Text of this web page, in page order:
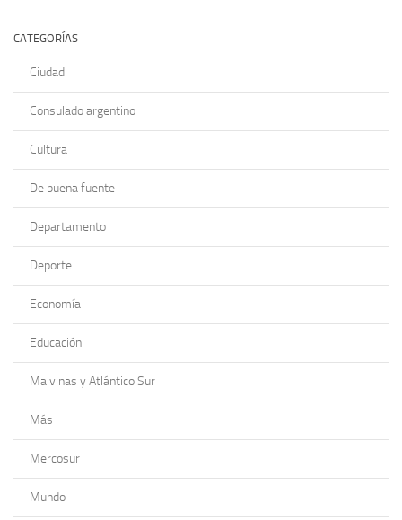
CATEGORÍAS
Ciudad
Consulado argentino
Cultura
De buena fuente
Departamento
Deporte
Economía
Educación
Malvinas y Atlántico Sur
Más
Mercosur
Mundo